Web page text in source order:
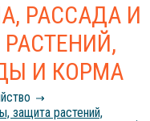
РАССАДА И
И КОРМА
защита растений,